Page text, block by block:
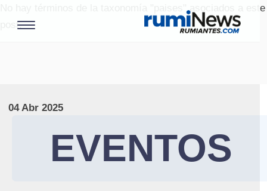
No hay términos de la taxonomía "paises" asociados a este
post.
04 Abr 2025
EVENTOS